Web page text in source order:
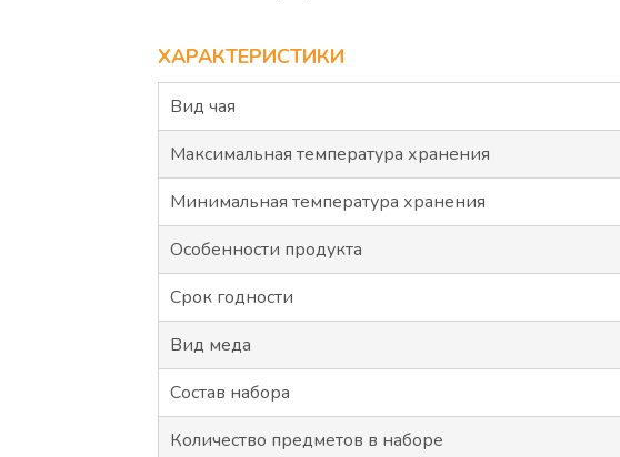
ХАРАКТЕРИСТИКИ
Вид чая
Максимальная температура хранения
Минимальная температура хранения
Особенности продукта
Срок годности
Вид меда
Состав набора
Количество предметов в наборе